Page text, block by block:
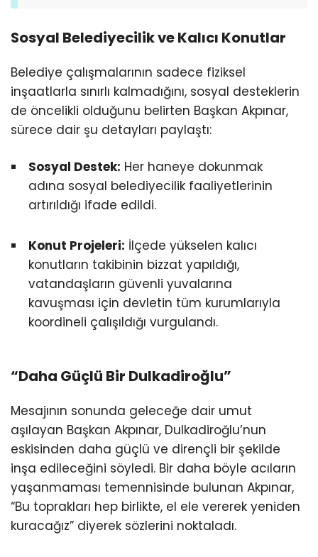
Sosyal Belediyecilik ve Kalıcı Konutlar
Belediye çalışmalarının sadece fiziksel
inşaatlarla sınırlı kalmadığını, sosyal desteklerin
de öncelikli olduğunu belirten Başkan Akpınar,
sürece dair şu detayları paylaştı:
Sosyal Destek: Her haneye dokunmak
adına sosyal belediyecilik faaliyetlerinin
artırıldığı ifade edildi.
Konut Projeleri: İlçede yükselen kalıcı
konutların takibinin bizzat yapıldığı,
vatandaşların güvenli yuvalarına
kavuşması için devletin tüm kurumlarıyla
koordineli çalışıldığı vurgulandı.
“Daha Güçlü Bir Dulkadiroğlu”
Mesajının sonunda geleceğe dair umut
aşılayan Başkan Akpınar, Dulkadiroğlu’nun
eskisinden daha güçlü ve dirençli bir şekilde
inşa edileceğini söyledi. Bir daha böyle acıların
yaşanmaması temennisinde bulunan Akpınar,
“Bu toprakları hep birlikte, el ele vererek yeniden
kuracağız” diyerek sözlerini noktaladı.